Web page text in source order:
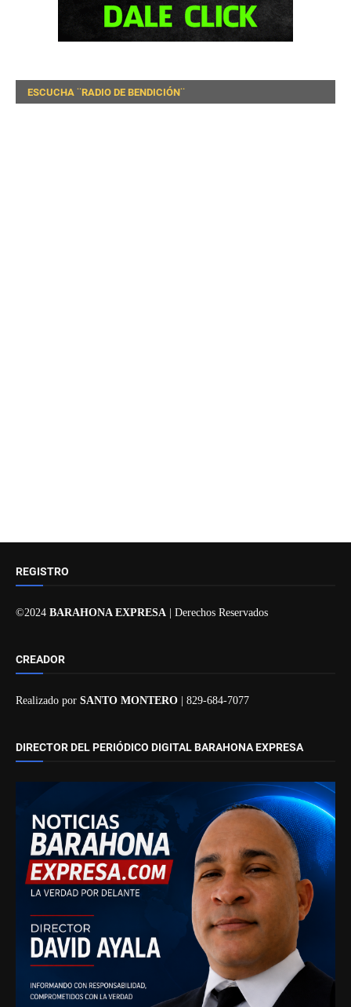
ESCUCHA ¨RADIO DE BENDICIÓN¨
REGISTRO
©2024 BARAHONA EXPRESA | Derechos Reservados
CREADOR
Realizado por SANTO MONTERO | 829-684-7077
DIRECTOR DEL PERIÓDICO DIGITAL BARAHONA EXPRESA